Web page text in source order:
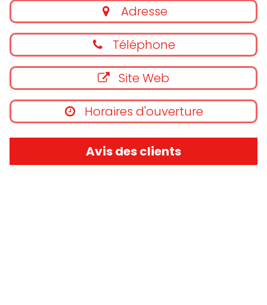
Adresse
Téléphone
Site Web
Horaires d'ouverture
Avis des clients